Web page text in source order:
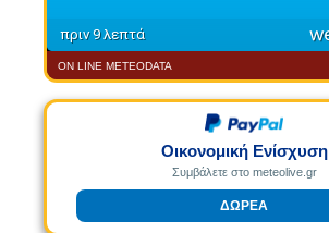
ON LINE METEODATA
Οικονομική Ενίσχυση
Συμβάλετε στο meteolive.gr
ΔΩΡΕΑ